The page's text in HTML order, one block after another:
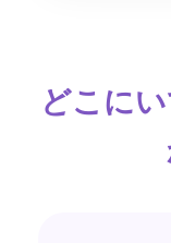
どこに